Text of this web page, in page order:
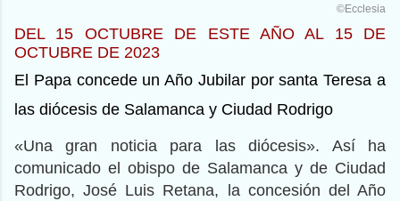
©Ecclesia
DEL 15 OCTUBRE DE ESTE AÑO AL 15 DE
OCTUBRE DE 2023
El Papa concede un Año Jubilar por santa Teresa a
las diócesis de Salamanca y Ciudad Rodrigo
«Una gran noticia para las diócesis». Así ha
comunicado el obispo de Salamanca y de Ciudad
Rodrigo, José Luis Retana, la concesión del Año